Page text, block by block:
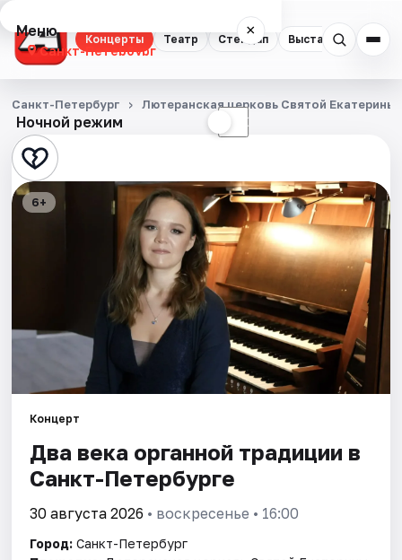
Концерты Театр Стендап Выставки
Меню ×
Санкт-Петербург
Концерты
Театр
Стендап
События
Города
Площадки
Ночной режим ☾
Санкт-Петербург Лютеранская церковь Святой Екатерины
6+
Концерт
Два века органной традиции в
Санкт-Петербурге
30 августа 2026 • воскресенье • 16:00
Город: Санкт-Петербург